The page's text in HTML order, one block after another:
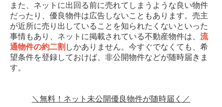
また、ネットに出回る前に売れてしまうような良い物件
だったり、優良物件は広告しないこともあります。売主
が近所に売り出していることを知られたくないといった
事情もあり、ネットに掲載されている不動産物件は、 流
通物件の約二割 しかありません。今すぐでなくても、希
望条件を登録しておけば、非公開物件などが随時届きま
す。
＼無料！ネット未公開優良物件が随時届く／